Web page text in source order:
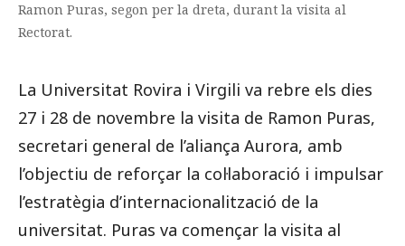
Ramon Puras, segon per la dreta, durant la visita al
Rectorat.
La Universitat Rovira i Virgili va rebre els dies
27 i 28 de novembre la visita de Ramon Puras,
secretari general de l’aliança Aurora, amb
l’objectiu de reforçar la col·laboració i impulsar
l’estratègia d’internacionalització de la
universitat. Puras va començar la visita al